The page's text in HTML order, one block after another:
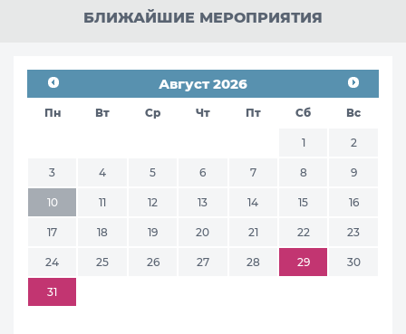
БЛИЖАЙШИЕ МЕРОПРИЯТИЯ
Август 2026
Пн Вт Ср Чт Пт Сб Вс
1 2
3 4 5 6 7 8 9
10 11 12 13 14 15 16
17 18 19 20 21 22 23
24 25 26 27 28 29 30
31